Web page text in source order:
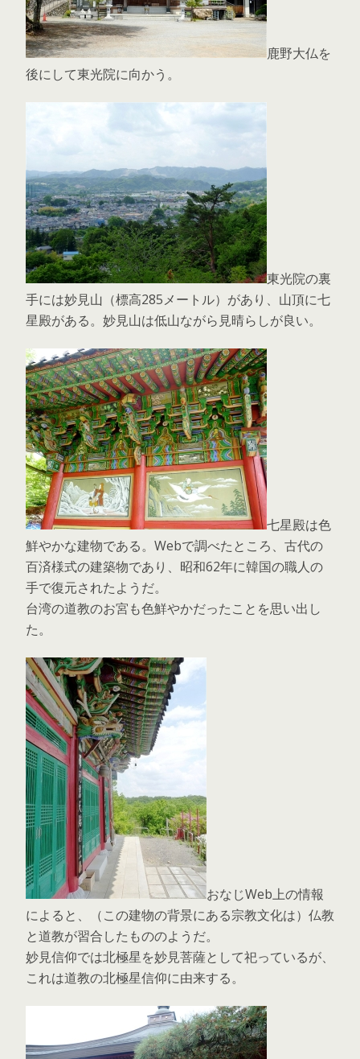
鹿野大仏を
後にして東光院に向かう。
東光院の裏
手には妙見山（標高285メートル）があり、山頂に七
星殿がある。妙見山は低山ながら見晴らしが良い。
七星殿は色
鮮やかな建物である。Webで調べたところ、古代の
百済様式の建築物であり、昭和62年に韓国の職人の
手で復元されたようだ。
台湾の道教のお宮も色鮮やかだったことを思い出し
た。
おなじWeb上の情報
によると、（この建物の背景にある宗教文化は）仏教
と道教が習合したもののようだ。
妙見信仰では北極星を妙見菩薩として祀っているが、
これは道教の北極星信仰に由来する。